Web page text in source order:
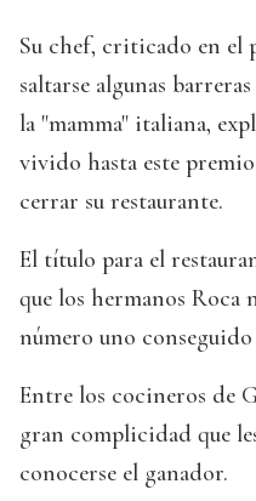
Su chef, criticado en el
saltarse algunas
la "mamma" italiana,
vivido hasta este
cerrar su restaurante.
El título para el
que los hermanos
número uno conseguido
Entre los cocineros de
gran complicidad que
conocerse el ganador.